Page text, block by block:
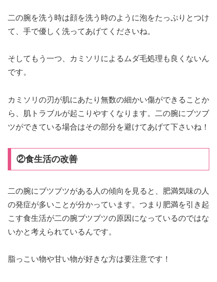
二の腕を洗う時は顔を洗う時のように泡をたっぷりとつけ
て、手で優しく洗ってあげてくださいね。
そしてもう一つ、カミソリによるムダ毛処理も良くないん
です。
カミソリの刃が肌にあたり無数の細かい傷ができることか
ら、肌トラブルが起こりやすくなります。二の腕にブツブ
ツができている場合はその部分を避けてあげて下さいね！
②食生活の改善
二の腕にブツブツがある人の傾向を見ると、肥満気味の人
の発症が多いことが分かっています。つまり肥満を引き起
こす食生活が二の腕ブツブツの原因になっているのではな
いかと考えられているんです。
脂っこい物や甘い物が好きな方は要注意です！